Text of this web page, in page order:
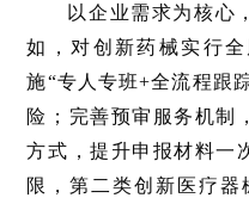
以企业需求为核心
如，对创新药械实行
施“专人专班+全流程跟
险；完善预审服务机制
方式，提升申报材料一
限，第二类创新医疗